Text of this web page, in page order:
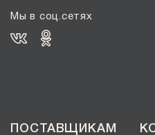
Мы в соц.сетях
ПОСТАВЩИКАМ